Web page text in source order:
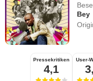
Bey
Pressekritiken
4,1
User-